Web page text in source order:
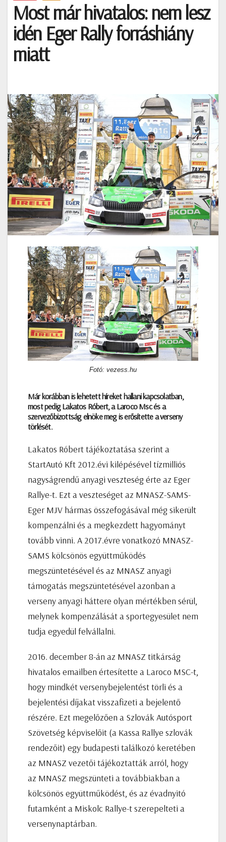
Most már hivatalos: nem lesz
idén Eger Rally forráshiány
miatt
Fotó: vezess.hu
Már korábban is lehetett híreket hallani kapcsolatban,
most pedig Lakatos Róbert, a Laroco Msc és a
szervezőbizottság elnöke meg is erősítette a verseny
törlését.
Lakatos Róbert tájékoztatása szerint a
StartAutó Kft 2012.évi kilépésével tízmilliós
nagyságrendű anyagi veszteség érte az Eger
Rallye-t. Ezt a veszteséget az MNASZ-SAMS-
Eger MJV hármas összefogásával még sikerült
kompenzálni és a megkezdett hagyományt
tovább vinni. A 2017.évre vonatkozó MNASZ-
SAMS kölcsönös együttműködés
megszüntetésével és az MNASZ anyagi
támogatás megszüntetésével azonban a
verseny anyagi háttere olyan mértékben sérül,
melynek kompenzálását a sportegyesület nem
tudja egyedül felvállalni.
2016. december 8-án az MNASZ titkárság
hivatalos emailben értesítette a Laroco MSC-t,
hogy mindkét versenybejelentést törli és a
bejelentési díjakat visszafizeti a bejelentő
részére. Ezt megelőzően a Szlovák Autósport
Szövetség képviselőit (a Kassa Rallye szlovák
rendezőit) egy budapesti találkozó keretében
az MNASZ vezetői tájékoztatták arról, hogy
az MNASZ megszünteti a továbbiakban a
kölcsönös együttműködést, és az évadnyitó
futamként a Miskolc Rallye-t szerepelteti a
versenynaptárban.